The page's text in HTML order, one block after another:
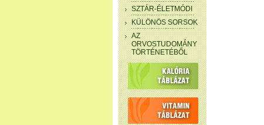
SZTÁR-ÉLETMÓDI
KÜLÖNÖS SORSOK
AZ
ORVOSTUDOMÁNY
TÖRTÉNETÉBŐL